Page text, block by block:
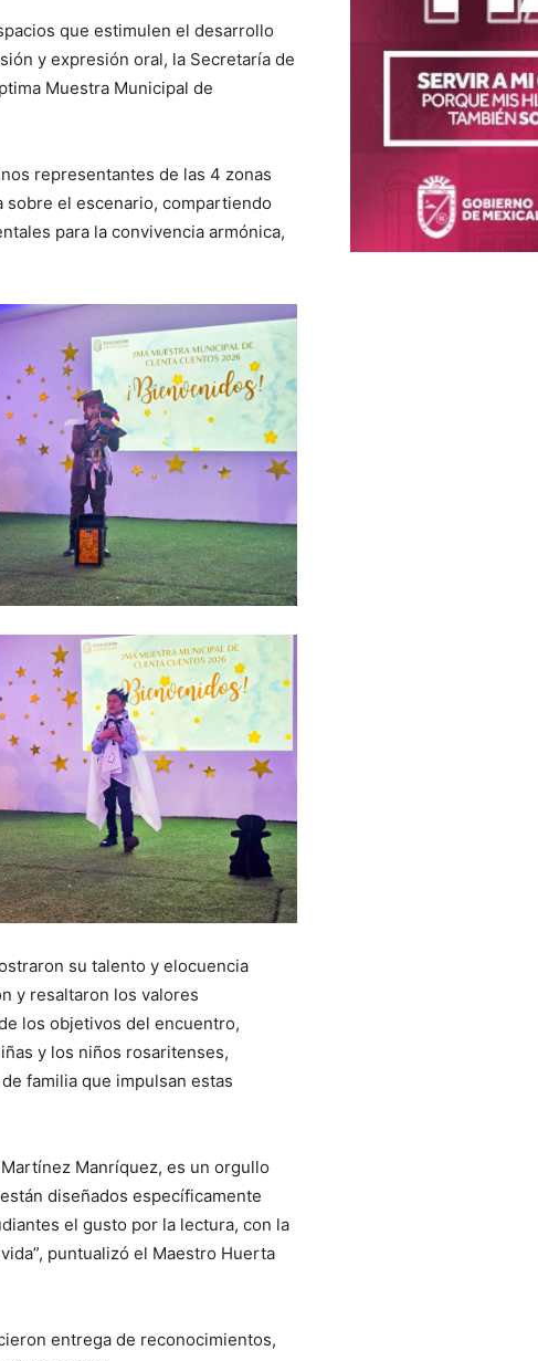
que estimulen el desarrollo
y expresión oral, la Secretaría de
Muestra Municipal de
representantes de las 4 zonas
el escenario, compartiendo
para la convivencia armónica,
su talento y elocuencia
y resaltaron los valores
los objetivos del encuentro,
y los niños rosaritenses,
familia que impulsan estas
Manríquez, es un orgullo
diseñados específicamente
el gusto por la lectura, con la
puntualizó el Maestro Huerta
entrega de reconocimientos,